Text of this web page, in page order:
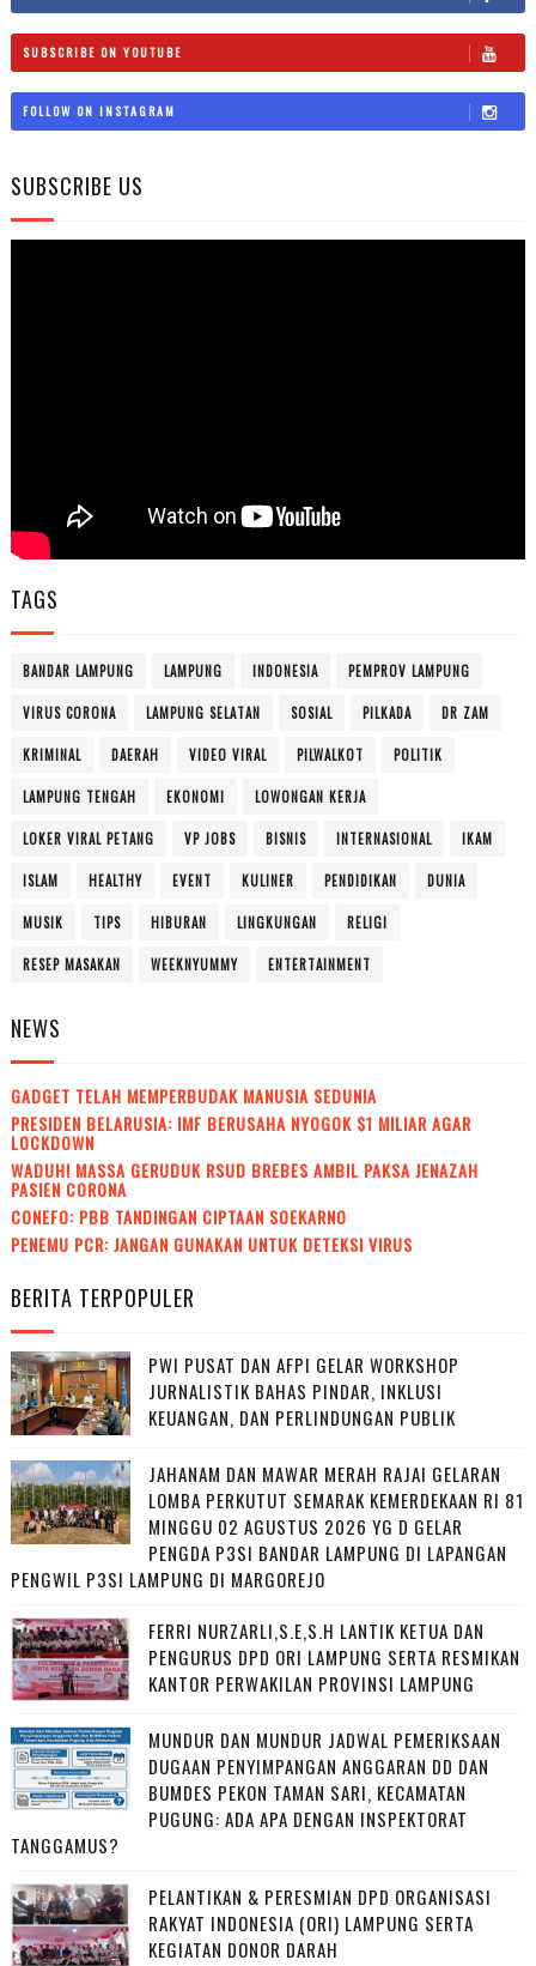
SUBSCRIBE ON YOUTUBE
FOLLOW ON INSTAGRAM
SUBSCRIBE US
TAGS
BANDAR LAMPUNG LAMPUNG INDONESIA PEMPROV LAMPUNG
VIRUS CORONA LAMPUNG SELATAN SOSIAL PILKADA DR ZAM
KRIMINAL DAERAH VIDEO VIRAL PILWALKOT POLITIK
LAMPUNG TENGAH EKONOMI LOWONGAN KERJA
LOKER VIRAL PETANG VP JOBS BISNIS INTERNASIONAL IKAM
ISLAM HEALTHY EVENT KULINER PENDIDIKAN DUNIA
MUSIK TIPS HIBURAN LINGKUNGAN RELIGI
RESEP MASAKAN WEEKNYUMMY ENTERTAINMENT
NEWS
GADGET TELAH MEMPERBUDAK MANUSIA SEDUNIA
PRESIDEN BELARUSIA: IMF BERUSAHA NYOGOK $1 MILIAR AGAR
LOCKDOWN
WADUH! MASSA GERUDUK RSUD BREBES AMBIL PAKSA JENAZAH
PASIEN CORONA
CONEFO: PBB TANDINGAN CIPTAAN SOEKARNO
PENEMU PCR: JANGAN GUNAKAN UNTUK DETEKSI VIRUS
BERITA TERPOPULER
PWI PUSAT DAN AFPI GELAR WORKSHOP
JURNALISTIK BAHAS PINDAR, INKLUSI
KEUANGAN, DAN PERLINDUNGAN PUBLIK
JAHANAM DAN MAWAR MERAH RAJAI GELARAN
LOMBA PERKUTUT SEMARAK KEMERDEKAAN RI 81
MINGGU 02 AGUSTUS 2026 YG D GELAR
PENGDA P3SI BANDAR LAMPUNG DI LAPANGAN
PENGWIL P3SI LAMPUNG DI MARGOREJO
FERRI NURZARLI,S.E,S.H LANTIK KETUA DAN
PENGURUS DPD ORI LAMPUNG SERTA RESMIKAN
KANTOR PERWAKILAN PROVINSI LAMPUNG
MUNDUR DAN MUNDUR JADWAL PEMERIKSAAN
DUGAAN PENYIMPANGAN ANGGARAN DD DAN
BUMDES PEKON TAMAN SARI, KECAMATAN
PUGUNG: ADA APA DENGAN INSPEKTORAT
TANGGAMUS?
PELANTIKAN & PERESMIAN DPD ORGANISASI
RAKYAT INDONESIA (ORI) LAMPUNG SERTA
KEGIATAN DONOR DARAH